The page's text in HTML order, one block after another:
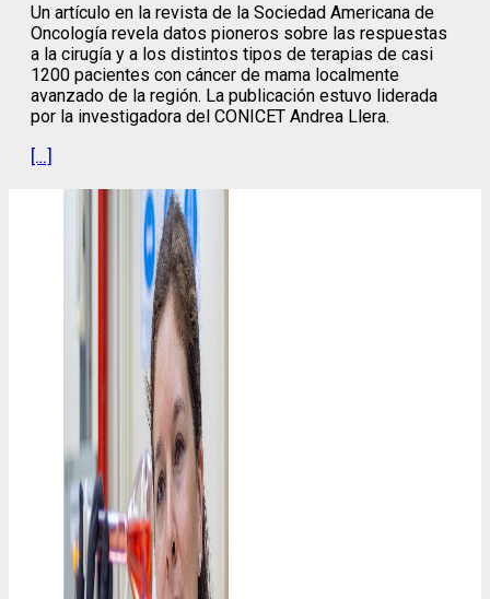
Un artículo en la revista de la Sociedad Americana de
Oncología revela datos pioneros sobre las respuestas
a la cirugía y a los distintos tipos de terapias de casi
1200 pacientes con cáncer de mama localmente
avanzado de la región. La publicación estuvo liderada
por la investigadora del CONICET Andrea Llera.
[…]